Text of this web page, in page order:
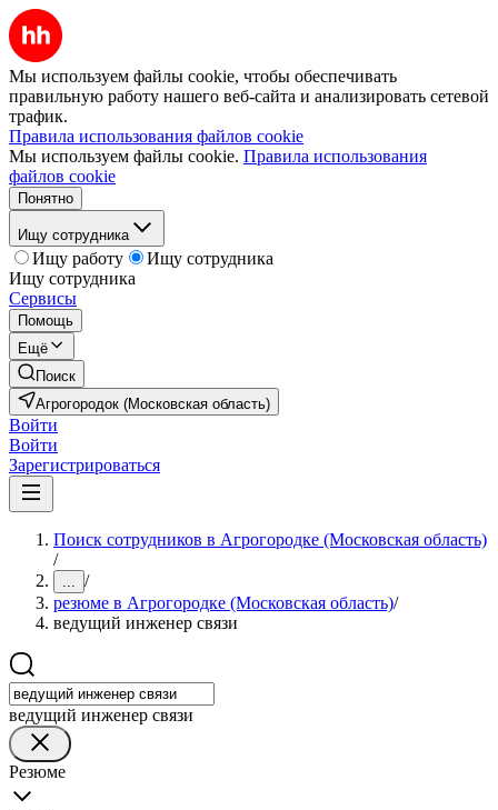
Мы используем файлы cookie, чтобы обеспечивать
правильную работу нашего веб-сайта и анализировать сетевой
трафик.
Правила использования файлов cookie
Мы используем файлы cookie. Правила использования
файлов cookie
Понятно
Ищу сотрудника
Ищу работу
Ищу сотрудника
Ищу сотрудника
Сервисы
Помощь
Ещё
Поиск
Агрогородок (Московская область)
Войти
Войти
Зарегистрироваться
Поиск сотрудников в Агрогородке (Московская область)
/
... /
резюме в Агрогородке (Московская область)/
ведущий инженер связи
ведущий инженер связи
Резюме